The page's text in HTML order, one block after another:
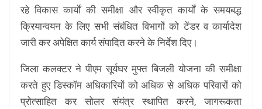
रहे विकास कार्यों की समीक्षा और स्वीकृत कार्यों के समयबद्ध
क्रियान्वयन के लिए सभी संबंधित विभागों को टेंडर व कार्यादेश
जारी कर अपेक्षित कार्य संपादित करने के निर्देश दिए।
जिला कलक्टर ने पीएम सूर्यघर मुफ्त बिजली योजना की समीक्षा
करते हुए डिस्कॉम अधिकारियों को अधिक से अधिक परिवारों को
प्रोत्साहित कर सोलर संयंत्र स्थापित करने, जागरूकता